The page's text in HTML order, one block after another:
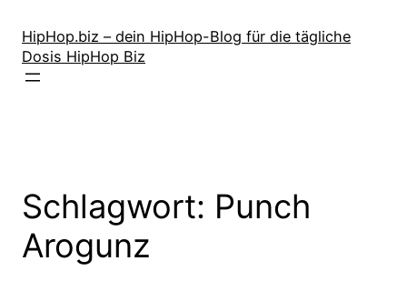
Inhalt
springen
HipHop.biz – dein HipHop-Blog für die tägliche
Dosis HipHop Biz
Schlagwort: Punch
Arogunz